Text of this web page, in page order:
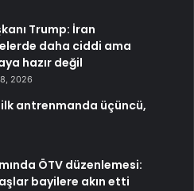
Trump: İran
daha ciddi ama
hazır değil
2026
antrenmanda üçüncü,
ÖTV düzenlemesi:
bayilere akın etti